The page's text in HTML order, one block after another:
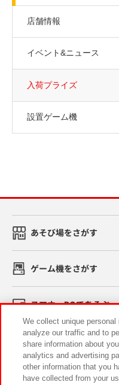
店舗情報
イベント&ニュース
入荷プライズ
設置ゲーム機
あそび場をさがす
ゲーム機をさがす
スマホ・PCであそぶ
イベント・キャンペーン
We collect unique
analyze our traffic and to
share information about
analytics and advertising
other information that you
have collected from your